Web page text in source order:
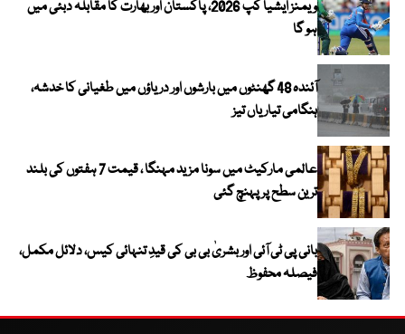
ویمنز ایشیا کپ 2026، پاکستان اور بھارت کا مقابلہ دبئی میں
ہو گا
آئندہ 48 گھنٹوں میں بارشوں اور دریاؤں میں طغیانی کا خدشہ،
ہنگامی تیاریاں تیز
عالمی مارکیٹ میں سونا مزید مہنگا ، قیمت 7 ہفتوں کی بلند
ترین سطح پر پہنچ گئی
بانی پی ٹی آئی اور بشریٰ بی بی کی قیدِ تنہائی کیس، دلائل مکمل،
فیصلہ محفوظ